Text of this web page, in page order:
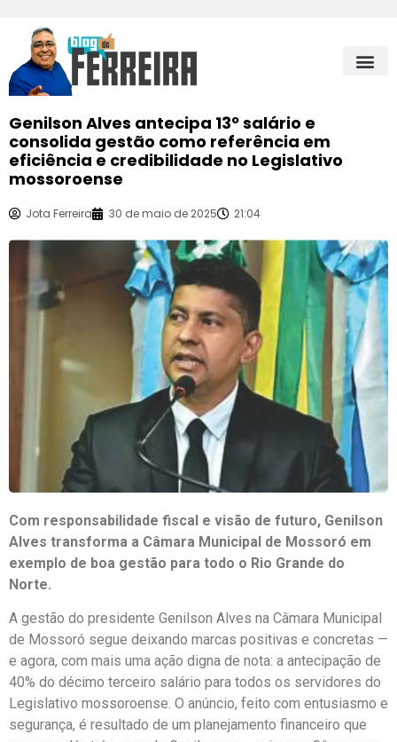
Genilson Alves antecipa 13º salário e
consolida gestão como referência em
eficiência e credibilidade no Legislativo
mossoroense
Jota Ferreira 30 de maio de 2025 21:04
Com responsabilidade fiscal e visão de futuro, Genilson
Alves transforma a Câmara Municipal de Mossoró em
exemplo de boa gestão para todo o Rio Grande do
Norte.
A gestão do presidente Genilson Alves na Câmara Municipal
de Mossoró segue deixando marcas positivas e concretas —
e agora, com mais uma ação digna de nota: a antecipação de
40% do décimo terceiro salário para todos os servidores do
Legislativo mossoroense. O anúncio, feito com entusiasmo e
segurança, é resultado de um planejamento financeiro que